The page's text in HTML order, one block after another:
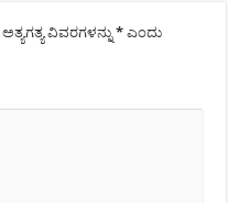
ಅತ್ಯಗತ್ಯ ವಿವರಗಳನ್ನು* ಎಂದು